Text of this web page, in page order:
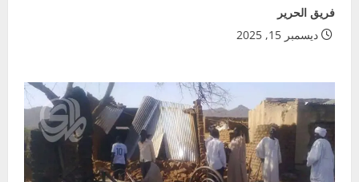
فريق الحرير
ديسمبر 15, 2025